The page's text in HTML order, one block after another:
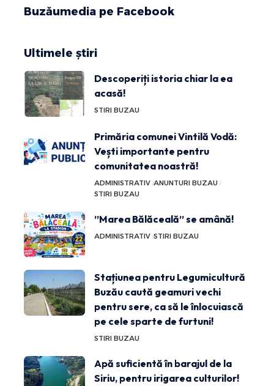
Buzăumedia pe Facebook
Ultimele știri
Descoperiți istoria chiar la ea
acasă!
STIRI BUZAU
Primăria comunei Vintilă Vodă:
Vești importante pentru
comunitatea noastră!
ADMINISTRATIV ANUNTURI BUZAU
STIRI BUZAU
”Marea Bălăceală” se amână!
ADMINISTRATIV STIRI BUZAU
Stațiunea pentru Legumicultură
Buzău caută geamuri vechi
pentru sere, ca să le înlocuiască
pe cele sparte de furtuni!
STIRI BUZAU
Apă suficientă în barajul de la
Siriu, pentru irigarea culturilor!